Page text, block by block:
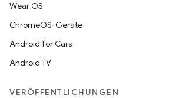
Wear OS
ChromeOS-Geräte
Android for Cars
Android TV
VERÖFFENTLICHUNGEN